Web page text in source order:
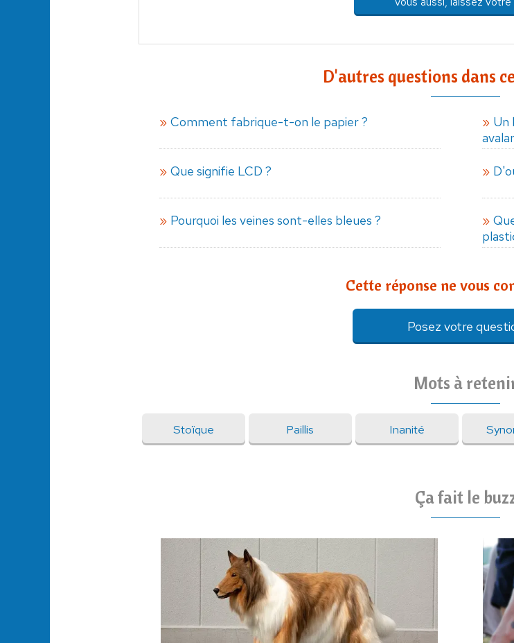
D'autres questions dans
Comment fabrique-t-on le papier ?
Un
Que signifie LCD ?
Pourquoi les veines sont-elles bleues ?
Cette réponse ne vous
Posez votre
Mots à
Stoïque Paillis Inanité
Ça fait le